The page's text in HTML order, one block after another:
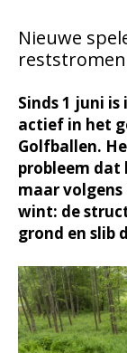
Nieuwe
Sinds 1 juni
actief in het
Golfballen.
probleem dat
maar
wint: de
grond en slib